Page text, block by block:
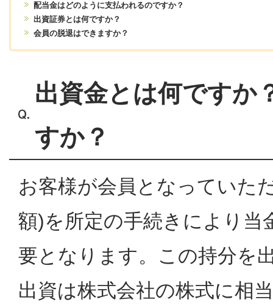
配当金はどのように支払われるのですか？
出資証券とは何ですか？
会員の脱退はできますか？
出資金とは何ですか
すか？
お客様が会員となっていた
額)を所定の手続きにより
要となります。この持分を
出資は株式会社の株式に相